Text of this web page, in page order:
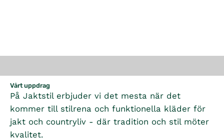
Vårt uppdrag
På Jaktstil erbjuder vi det mesta när det
kommer till stilrena och funktionella kläder för
jakt och countryliv - där tradition och stil möter
kvalitet.